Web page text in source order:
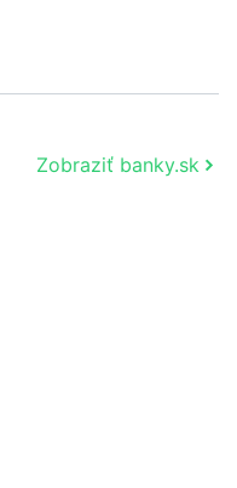
Zobraziť banky.sk